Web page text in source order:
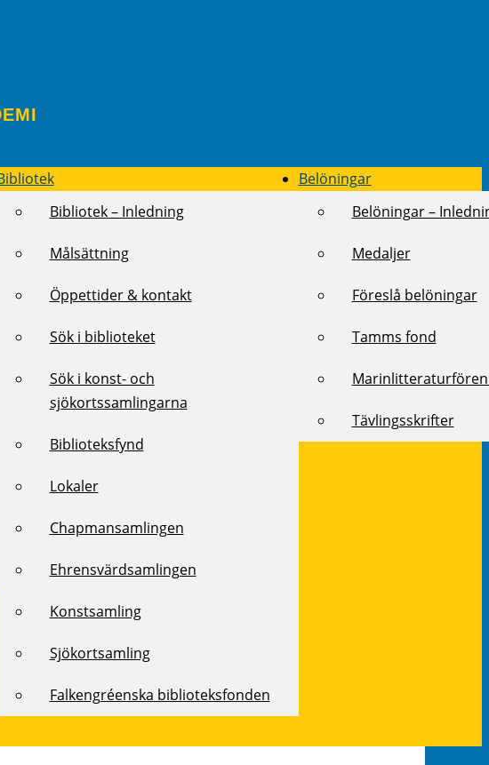
Bibliotek – Inledning
Målsättning
Öppettider & kontakt
Sök i biblioteket
Sök i konst- och
sjökortssamlingarna
Biblioteksfynd
Lokaler
Chapmansamlingen
Ehrensvärdsamlingen
Konstsamling
Sjökortsamling
Falkengréenska biblioteksfonden
Belöningar
Belöningar –
Medaljer
Föreslå belöningar
Tamms fond
Tävlingsskrifter